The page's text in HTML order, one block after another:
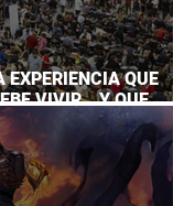
QUE
VIVIR… Y QUE
A TU RITMO